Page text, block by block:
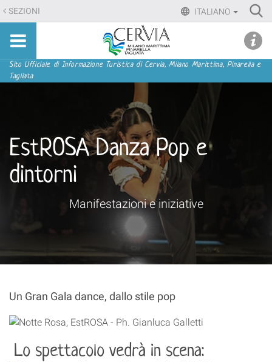
Salta
ai
contenuti.
Salta
alla
ITALIANO
SEZIONI
Sito
turistico
ufficiale
Milano
Marittima,
Pinarella,
Tagliata
Sezioni
Sito Ufficiale di Informazione Turistica di Cervia, Milano Marittima, Pinarella e
Tagliata
EstROSA Danza Pop e
dintorni
Manifestazioni e iniziative
Un Gran Gala dance, dallo stile pop
Lo spettacolo vedrà in scena:
menu